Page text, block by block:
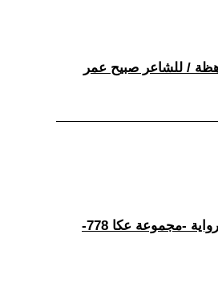
(34) العمل الفدائي في رواية -مجموعة عكا 778-